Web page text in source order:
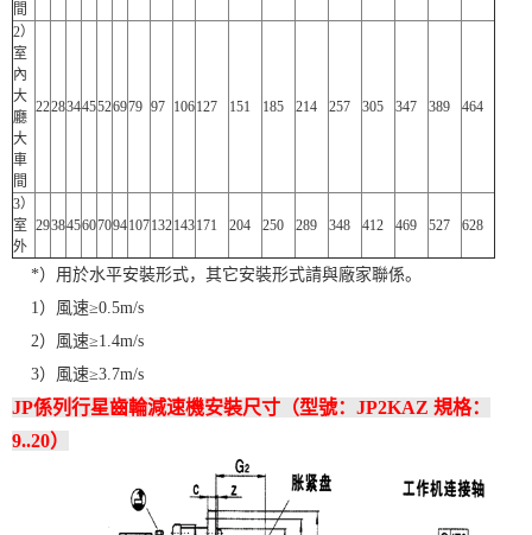
間
2）
室
內
大
廳
大
車
間
22283445526979 97 106127 151 185 214 257 305 347 389 464
3）
室
外
293845607094107132143171 204 250 289 348 412 469 527 628
*）用於水平安裝形式，其它安裝形式請與廠家聯係。
1）風速≥0.5m/s
2）風速≥1.4m/s
3）風速≥3.7m/s
JP係列行星齒輪減速機安裝尺寸（型號：JP2KAZ 規格：
9..20）